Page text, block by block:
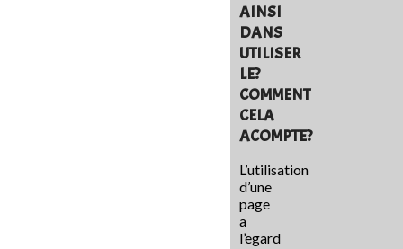
AINSI
DANS
UTILISER
LE?
COMMENT
CELA
ACOMPTE?
L’utilisation
d’une
page
a
l’egard